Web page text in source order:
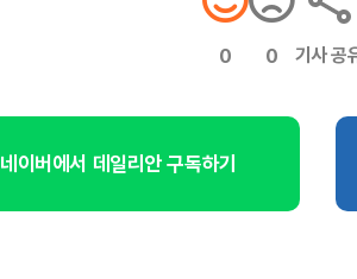
0 0 기사 공
네이버에서 데일리안 구독하기